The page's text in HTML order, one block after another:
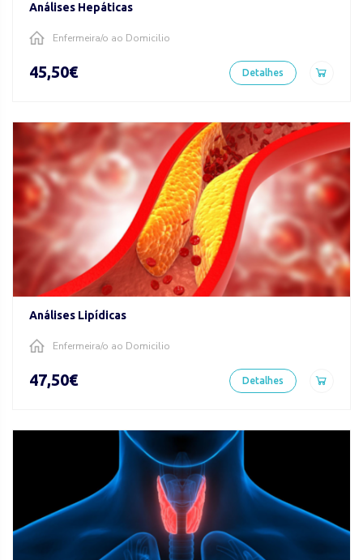
Análises Hepáticas
Enfermeira/o ao Domicilio
45,50€ Detalhes
Análises Lipídicas
Enfermeira/o ao Domicilio
47,50€ Detalhes